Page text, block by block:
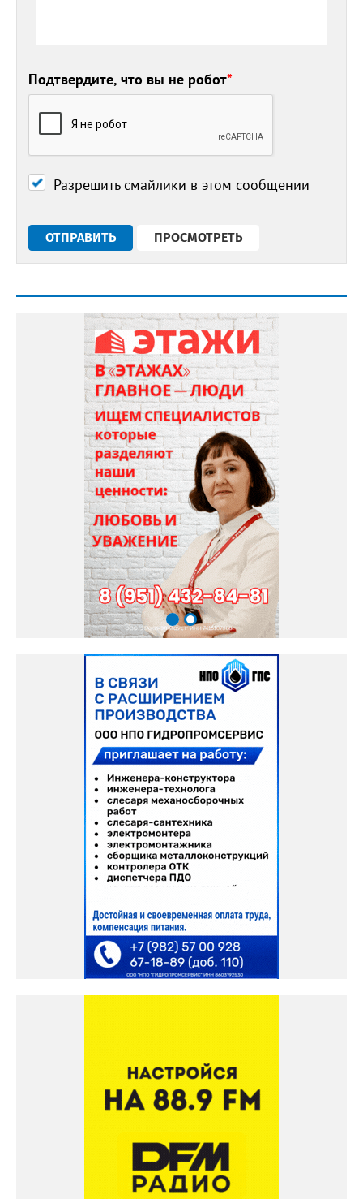
Подтвердите, что вы не робот*
Разрешить смайлики в этом сообщении